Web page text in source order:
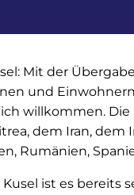
Mit der
und
willkommen.
dem Iran, dem
Rumänien,
ist es bereits